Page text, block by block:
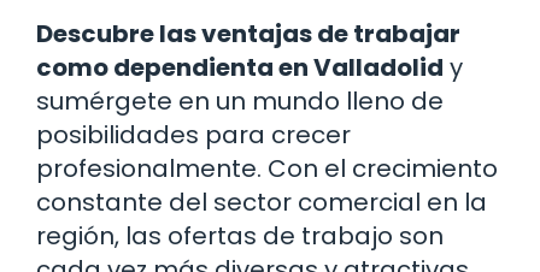
Descubre las ventajas de trabajar
como dependienta en Valladolid y
sumérgete en un mundo lleno de
posibilidades para crecer
profesionalmente. Con el crecimiento
constante del sector comercial en la
región, las ofertas de trabajo son